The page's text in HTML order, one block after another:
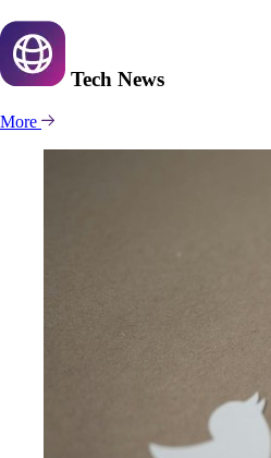
Tech News
More